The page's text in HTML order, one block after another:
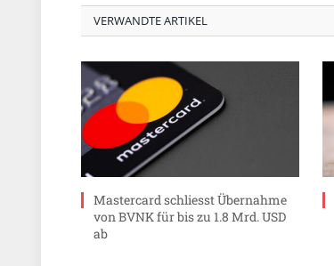
VERWANDTE ARTIKEL
Mastercard schliesst Übernahme
von BVNK für bis zu 1.8 Mrd. USD
ab